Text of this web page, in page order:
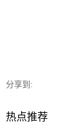
分享到:
热点推荐